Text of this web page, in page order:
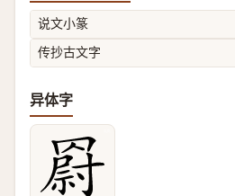
说文小篆
传抄古文字
异体字